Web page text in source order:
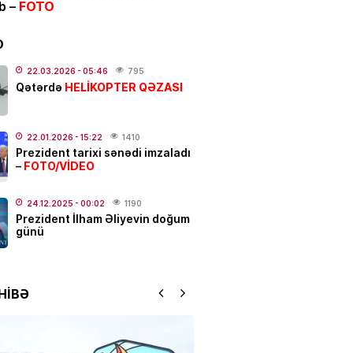
karta köçürmələrə
- 12:04 813
2 avqust, 2026-cı il
- 00:12
qanlı partlayışda yeni
Ad günü keçirilən generalın
oldu
sabiq nazir vəfat
– FOTO
22.03.2026 - 05:46 795
Qətərdə HELİKOPTER QƏZASI
22.01.2026 - 15:22 1410
Prezident tarixi sənədi imzaladı
– FOTO/VİDEO
24.12.2025 - 00:02 1190
Prezident İlham Əliyevin doğum
günü